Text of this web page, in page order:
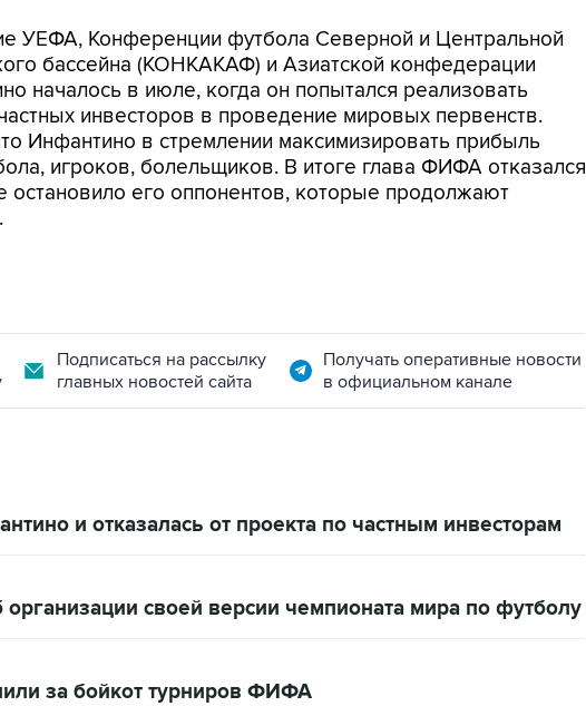
УЕФА, Конференции футбола Северной и Центральной
бассейна (КОНКАКАФ) и Азиатской конфедерации
началось в июле, когда он попытался реализовать
инвесторов в проведение мировых первенств.
Инфантино в стремлении максимизировать прибыль
игроков, болельщиков. В итоге глава ФИФА отказался
остановило его оппонентов, которые продолжают
Подписаться на рассылку
главных новостей сайта
Получать оперативные новости
в официальном канале
и отказалась от проекта по частным инвесторам
своей версии чемпионата мира по футболу
за бойкот турниров ФИФА